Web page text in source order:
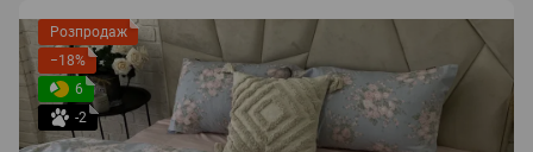
Розпродаж
−18%
6
-2